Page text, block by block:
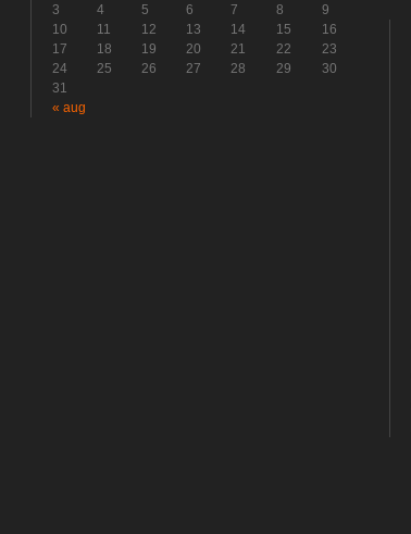
3
4 5 6 7 8
9
10
11 12 13 14 15
16
17
18 19 20 21 22
23
24
25 26 27 28 29
30
31
« aug